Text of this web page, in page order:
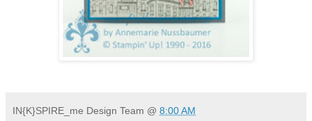
IN{K}SPIRE_me Design Team @ 8:00 AM